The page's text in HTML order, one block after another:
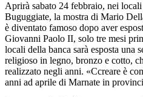
Aprirà sabato 24 febbraio, nei locali
Buguggiate, la mostra di Mario
è diventato famoso dopo aver
Giovanni Paolo II, solo tre mesi
locali della banca sarà esposta una
religioso in legno, bronzo e cotto,
realizzato negli anni. «Ccreare è
anni ad aprile di Marnate in